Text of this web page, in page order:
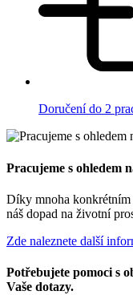
Doručení do 2
Pracujeme s ohledem
Díky mnoha
náš dopad na životní
Zde naleznete další
Potřebujete pomoci s
Vaše dotazy.